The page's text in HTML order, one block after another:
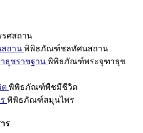
รศสถาน
ถาน พิพิธภัณฑ์ชลทัศนสถาน
ธุชราชฐาน พิพิธภัณฑ์พระจุฑาธุช
พิพิธภัณฑ์พืชมีชีวิต
พิพิธภัณฑ์สมุนไพร
ร